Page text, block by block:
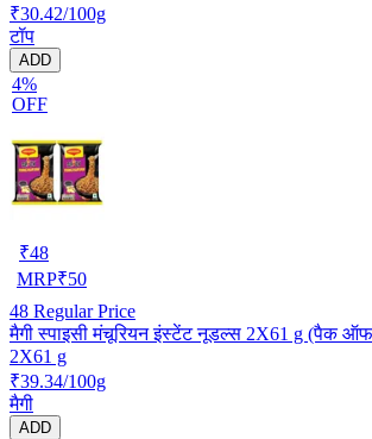
₹30.42/100g
टॉप
ADD
4%
OFF
₹48
MRP₹50
48 Regular Price
मैगी स्पाइसी मंचूरियन इंस्टेंट नूडल्स 2X61 g (पैक
2X61 g
₹39.34/100g
मैगी
ADD